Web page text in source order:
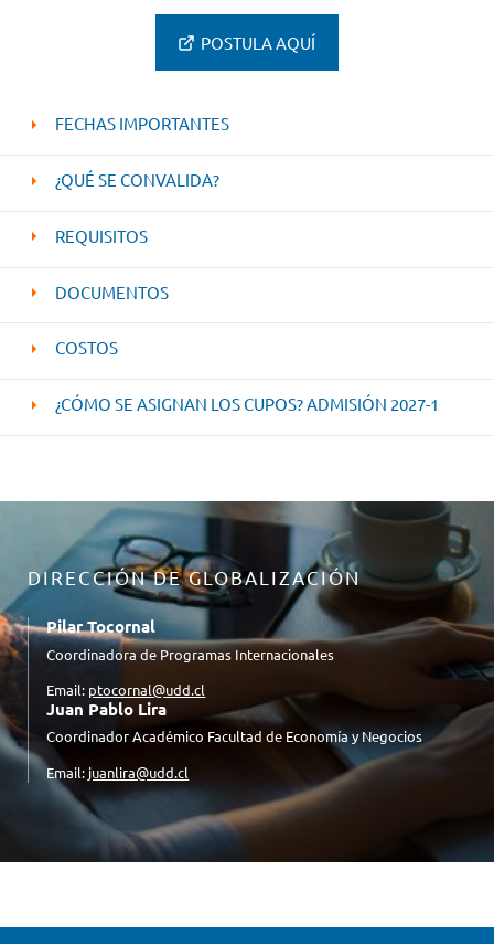
POSTULA AQUÍ
FECHAS IMPORTANTES
¿QUÉ SE CONVALIDA?
REQUISITOS
DOCUMENTOS
COSTOS
¿CÓMO SE ASIGNAN LOS CUPOS? ADMISIÓN 2027-1
DIRECCIÓN DE GLOBALIZACIÓN
Pilar Tocornal
Coordinadora de Programas Internacionales
Email: ptocornal@udd.cl
Juan Pablo Lira
Coordinador Académico Facultad de Economía y Negocios
Email: juanlira@udd.cl